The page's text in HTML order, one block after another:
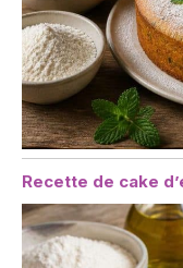
Recette de cake